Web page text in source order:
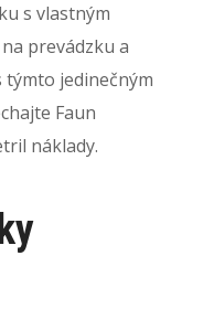
s vlastným
prevádzku a
jedinečným
Faun
náklady.